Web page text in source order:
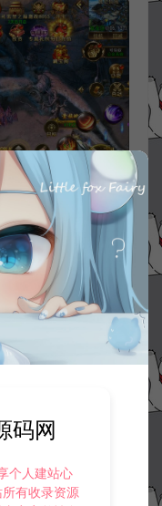
码网
个人建站心
有收录资源